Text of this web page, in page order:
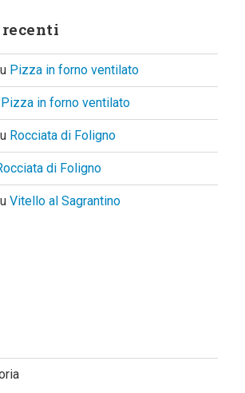
Pizza in forno ventilato
Pizza in forno ventilato
Rocciata di Foligno
di Foligno
Vitello al Sagrantino